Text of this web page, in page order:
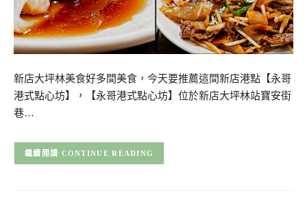
新店大坪林美食好多間美食，今天要推薦這間新店港點【永哥
港式點心坊】，【永哥港式點心坊】位於新店大坪林站寶安街
巷…
CONTINUE READING